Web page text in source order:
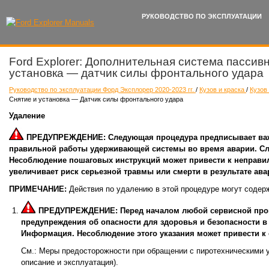
РУКОВОДСТВО ПО ЭКСПЛУАТАЦИИ
Ford Explorer: Дополнительная система
установка — датчик силы фронтального удара
Руководство по эксплуатации Форд Эксплорер 2020-2023 гг. / Кузов и краска /
Снятие и установка — Датчик силы фронтального удара
Удаление
ПРЕДУПРЕЖДЕНИЕ: Следующая процедура предписывает
правильной работы удерживающей системы во время аварии.
Несоблюдение пошаговых инструкций может привести к
увеличивает риск серьезной травмы или смерти в результате
ПРИМЕЧАНИЕ: Действия по удалению в этой процедуре могут
ПРЕДУПРЕЖДЕНИЕ: Перед началом любой сервисной
предупреждения об опасности для здоровья и безопасности
Информация. Несоблюдение этого указания может привести
См.: Меры предосторожности при обращении с
описание и эксплуатация).